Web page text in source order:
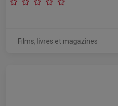
Films, livres et magazines